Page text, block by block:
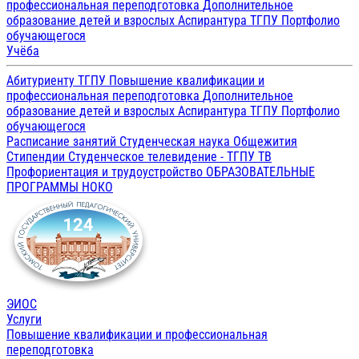
профессиональная переподготовка Дополнительное
образование детей и взрослых Аспирантура ТГПУ Портфолио
обучающегося
Учёба
Абитуриенту ТГПУ Повышение квалификации и
профессиональная переподготовка Дополнительное
образование детей и взрослых Аспирантура ТГПУ Портфолио
обучающегося
Расписание занятий Студенческая наука Общежития
Стипендии Студенческое телевидение - ТГПУ ТВ
Профориентация и трудоустройство ОБРАЗОВАТЕЛЬНЫЕ
ПРОГРАММЫ НОКО
ЭИОС
Услуги
Повышение квалификации и профессиональная
переподготовка